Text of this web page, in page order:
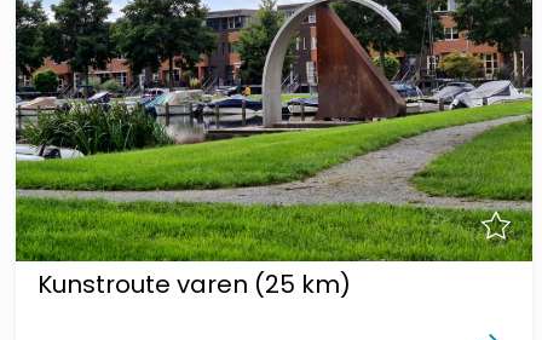
Kunstroute varen (25 km)